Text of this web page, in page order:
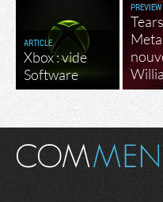
ARTICLE
Xbox : vide
Software
PREVIEW
Masquer